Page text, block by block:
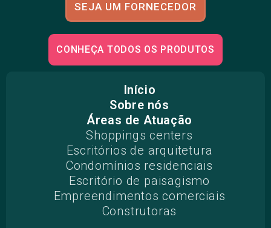
SEJA UM FORNECEDOR
CONHEÇA TODOS OS PRODUTOS
Início
Sobre nós
Áreas de Atuação
Shoppings centers
Escritórios de arquitetura
Condomínios residenciais
Escritório de paisagismo
Empreendimentos comerciais
Construtoras